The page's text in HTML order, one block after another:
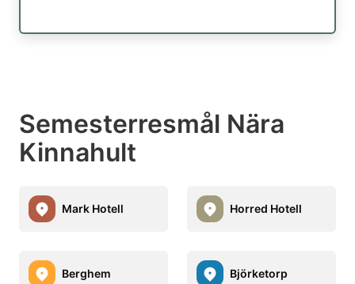
Semesterresmål Nära
Kinnahult
Mark Hotell Horred Hotell
Berghem Björketorp